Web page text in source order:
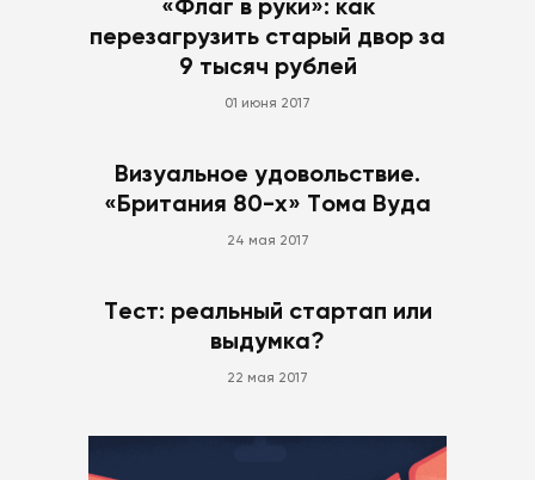
«Флаг в руки»: как
перезагрузить старый двор за
9 тысяч рублей
01 июня 2017
Визуальное удовольствие.
«Британия 80-х» Тома Вуда
24 мая 2017
Тест: реальный стартап или
выдумка?
22 мая 2017